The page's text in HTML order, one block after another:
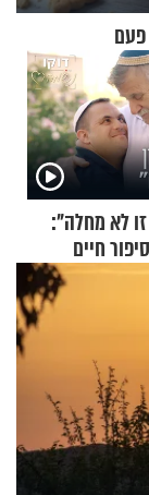
פעם
לא מחלה":
חיים